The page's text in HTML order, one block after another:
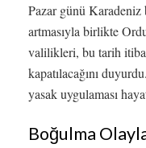
Pazar günü Karadeniz
artmasıyla birlikte
valilikleri, bu tarih
kapatılacağını
yasak uygulaması
Boğulma